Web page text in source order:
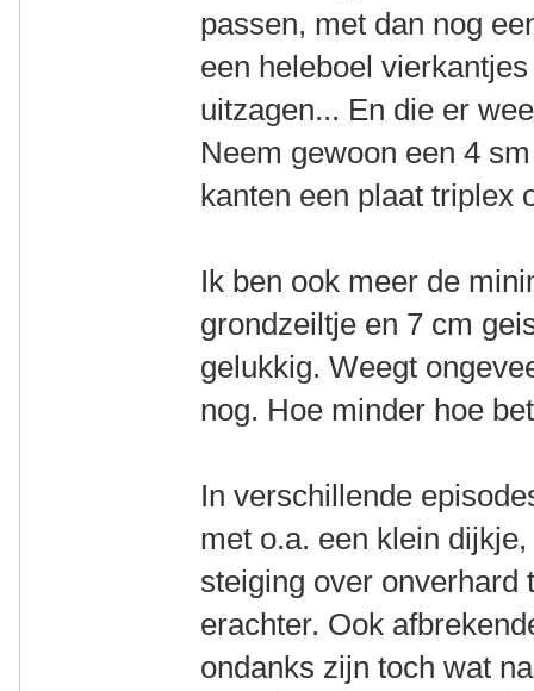
passen, met dan nog
een heleboel
uitzagen... En die er
Neem gewoon een 4
kanten een plaat triplex
Ik ben ook meer de
grondzeiltje en 7 cm
gelukkig. Weegt
nog. Hoe minder hoe
In verschillende
met o.a. een klein
steiging over onverhard
erachter. Ook
ondanks zijn toch wat